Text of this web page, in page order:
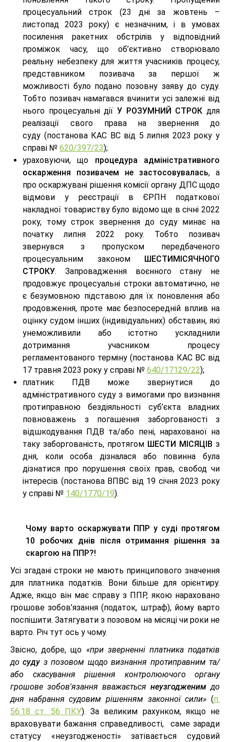
процесуальний строк (23 дні за жовтень –
листопад 2023 року) є незначним, і в умовах
посилення ракетних обстрілів у відповідний
проміжок часу, що об’єктивно створювало
реальну небезпеку для життя учасників процесу,
представником позивача за першої ж
можливості було подано позовну заяву до суду.
Тобто позивач намагався вчинити усі залежні від
нього процесуальні дії У РОЗУМНИЙ СТРОК для
реалізації свого права на звернення до
суду (постанова КАС ВС від 5 липня 2023 року у
справі № 620/397/23);
ураховуючи, що процедура адміністративного
оскарження позивачем не застосовувалась, а
про оскаржувані рішення комісії органу ДПС щодо
відмови у реєстрації в ЄРПН податкової
накладної товариству було відомо ще в січні 2022
року, тому строк звернення до суду минає на
початку липня 2022 року. Тобто позивач
звернувся з пропуском передбаченого
процесуальним законом ШЕСТИМІСЯЧНОГО
СТРОКУ. Запровадження воєнного стану не
продовжує процесуальні строки автоматично, не
є безумовною підставою для їх поновлення або
продовження, проте має безпосередній вплив на
оцінку судом інших (індивідуальних) обставин, які
унеможливили або істотно ускладнили
дотримання учасником процесу
регламентованого терміну (постанова КАС ВС від
17 травня 2023 року у справі № 640/17129/22);
платник ПДВ може звернутися до
адміністративного суду з вимогами про визнання
протиправною бездіяльності суб’єкта владних
повноважень з погашення заборгованості з
відшкодування ПДВ та/або пені, нарахованої на
таку заборгованість, протягом ШЕСТИ МІСЯЦІВ з
дня, коли особа дізналася або повинна була
дізнатися про порушення своїх прав, свобод чи
інтересів (постанова ВПВС від 19 січня 2023 року
у справі № 140/1770/19).
Чому варто оскаржувати ППР у суді протягом
10 робочих днів після отримання рішення за
скаргою на ППР?!
Усі згадані строки не мають принципового значення
для платника податків. Вони більше для орієнтиру.
Адже, якщо він має справу з ППР, якою нараховано
грошове зобов’язання (податок, штраф), йому варто
поспішити. Затягувати з позовом на місяці чи роки не
варто. Річ тут ось у чому.
Звісно, добре, що «при зверненні платника податків
досуду з позовом щодо визнання протиправним та/
або скасування рішення контролюючого органу
грошове зобов'язання вважається неузгодженим до
дня набрання судовим рішенням законної сили» (п.
56.18 ст. 56 ПКУ). За великим рахунком, якщо не
враховувати бажання справедливості, саме заради
статусу «неузгодженості» затівається судовий